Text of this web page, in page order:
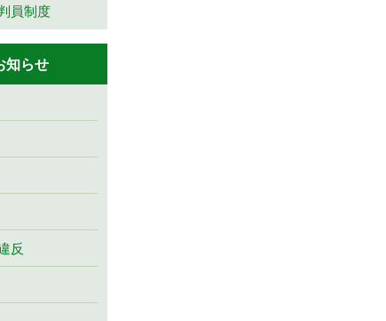
員制度
知らせ
反